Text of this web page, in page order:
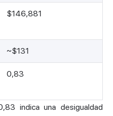
$146,881
~$131
0,83
indica una desigualdad